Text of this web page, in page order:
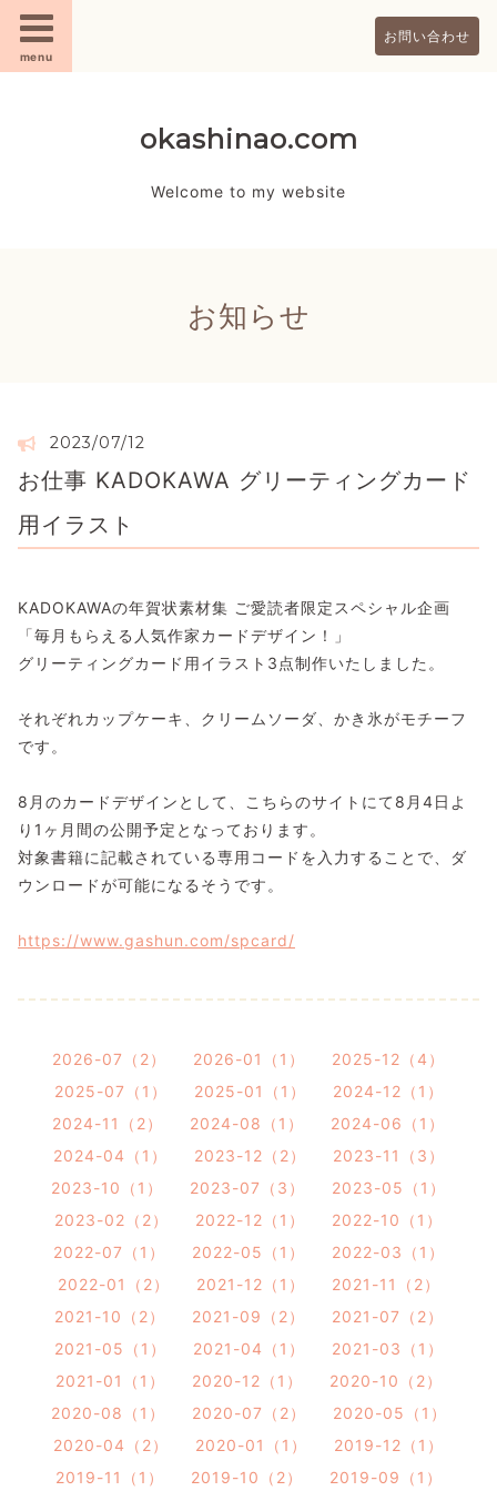
menu
お問い合わせ
okashinao.com
Welcome to my website
お知らせ
2023/07/12
お仕事 KADOKAWA グリーティングカード
用イラスト
KADOKAWAの年賀状素材集 ご愛読者限定スペシャル企画
「毎月もらえる人気作家カードデザイン！」
グリーティングカード用イラスト3点制作いたしました。
それぞれカップケーキ、クリームソーダ、かき氷がモチーフ
です。
8月のカードデザインとして、こちらのサイトにて8月4日よ
り1ヶ月間の公開予定となっております。
対象書籍に記載されている専用コードを入力することで、ダ
ウンロードが可能になるそうです。
https://www.gashun.com/spcard/
2026-07（2） 2026-01（1）
2025-12（4）
2025-07（1）
2025-01（1）
2024-12（1）
2024-11（2）
2024-08（1）
2024-06（1）
2024-04（1）
2023-12（2）
2023-11（3）
2023-10（1）
2023-07（3）
2023-05（1）
2023-02（2）
2022-12（1）
2022-10（1）
2022-07（1）
2022-05（1）
2022-03（1）
2022-01（2）
2021-12（1）
2021-11（2）
2021-10（2）
2021-09（2）
2021-07（2）
2021-05（1）
2021-04（1）
2021-03（1）
2021-01（1）
2020-12（1）
2020-10（2）
2020-08（1）
2020-07（2）
2020-05（1）
2020-04（2）
2020-01（1）
2019-12（1）
2019-11（1）
2019-10（2） 2019-09（1）